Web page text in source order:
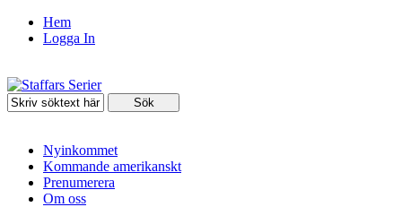
Hem
Logga In
Nyinkommet
Kommande amerikanskt
Prenumerera
Om oss